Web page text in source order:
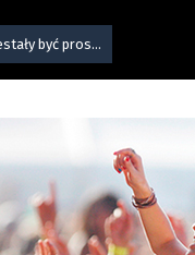
być pros...